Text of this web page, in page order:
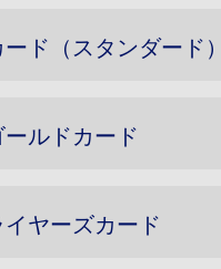
ド（スタンダード）
ルドカード
ヤーズカード